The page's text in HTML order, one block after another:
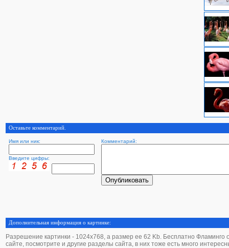
Оставьте комментарий.
Имя или ник: Комментарий:
Введите цифры:
Дополнительная информация о картинке:
Разрешение картинки - 1024х768, а размер ее 62 Kb. Бесплатно Фламинго
сайте, посмотрите и другие разделы сайта, в них тоже есть много